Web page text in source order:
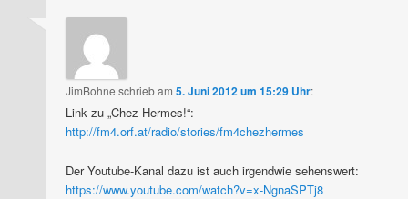
JimBohne schriebam5. Juni 2012 um 15:29 Uhr:
Link zu „Chez Hermes!“:
http://fm4.orf.at/radio/stories/fm4chezhermes
Der Youtube-Kanal dazu ist auch irgendwie sehenswert:
https://www.youtube.com/watch?v=x-NgnaSPTj8